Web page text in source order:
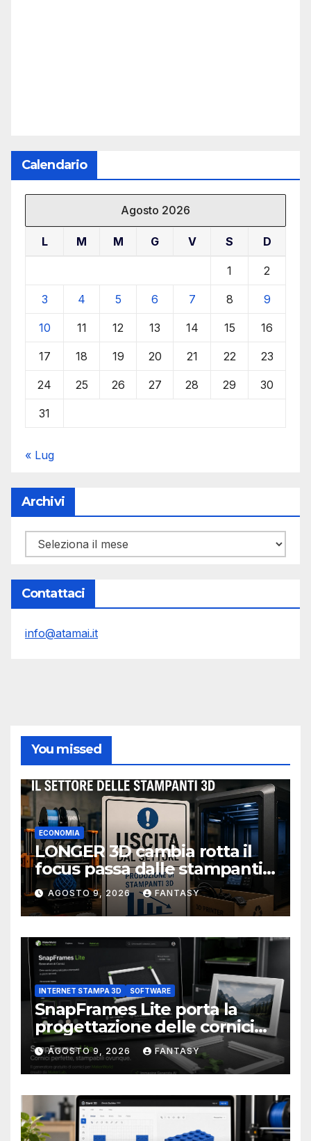
Calendario
Agosto 2026
L M M G V S D
1 2
3 4 5 6 7 8 9
10 11 12 13 14 15 16
17 18 19 20 21 22 23
24 25 26 27 28 29 30
31
« Lug
Archivi
Archivi
Contattaci
info@atamai.it
You missed
ECONOMIA
LONGER 3D cambia rotta il
focus passa dalle stampanti
3D alla stampa UV?
AGOSTO 9, 2026 FANTASY
INTERNET STAMPA 3D SOFTWARE
SnapFrames Lite porta la
progettazione delle cornici
personalizzate direttamente
nel browser
AGOSTO 9, 2026 FANTASY